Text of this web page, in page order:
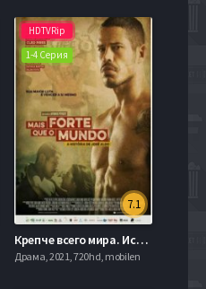
HDTVRip
1-4 Серия
7.1
Крепче всего мира. История Жозе Алдо (2016)
Драма, 2021, 720hd, mobilen